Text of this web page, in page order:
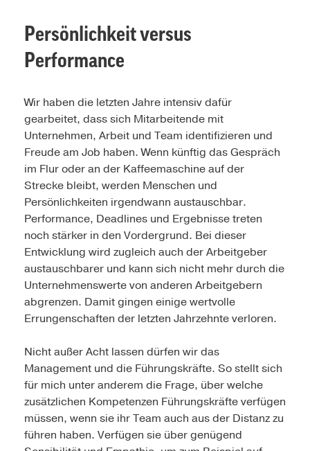
Persönlichkeit versus
Performance
Wir haben die letzten Jahre intensiv dafür
gearbeitet, dass sich Mitarbeitende mit
Unternehmen, Arbeit und Team identifizieren und
Freude am Job haben. Wenn künftig das Gespräch
im Flur oder an der Kaffeemaschine auf der
Strecke bleibt, werden Menschen und
Persönlichkeiten irgendwann austauschbar.
Performance, Deadlines und Ergebnisse treten
noch stärker in den Vordergrund. Bei dieser
Entwicklung wird zugleich auch der Arbeitgeber
austauschbarer und kann sich nicht mehr durch die
Unternehmenswerte von anderen Arbeitgebern
abgrenzen. Damit gingen einige wertvolle
Errungenschaften der letzten Jahrzehnte verloren.
Nicht außer Acht lassen dürfen wir das
Management und die Führungskräfte. So stellt sich
für mich unter anderem die Frage, über welche
zusätzlichen Kompetenzen Führungskräfte verfügen
müssen, wenn sie ihr Team auch aus der Distanz zu
führen haben. Verfügen sie über genügend